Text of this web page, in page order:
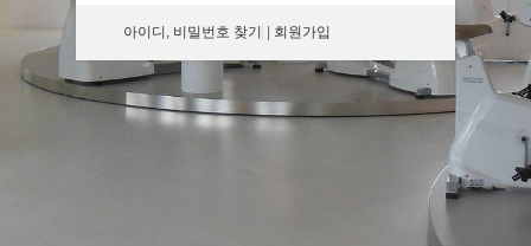
아이디, 비밀번호 찾기 회원가입